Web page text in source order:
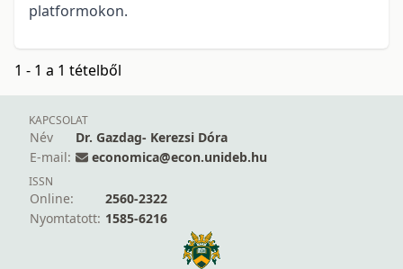
platformokon.
1 - 1 a 1 tételből
KAPCSOLAT
Név
Dr. Gazdag- Kerezsi Dóra
E-mail:
economica@econ.unideb.hu
ISSN
Online:
2560-2322
Nyomtatott: 1585-6216